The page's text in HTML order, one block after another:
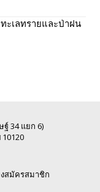
ะเลทรายและป่าฝน
34 แยก 6)
สมัครสมาชิก